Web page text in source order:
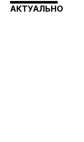
АКТУАЛЬНО